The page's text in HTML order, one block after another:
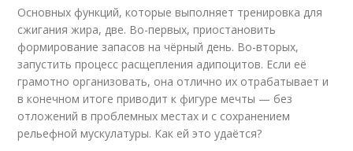
Основных функций, которые выполняет тренировка для
сжигания жира, две. Во-первых, приостановить
формирование запасов на чёрный день. Во-вторых,
запустить процесс расщепления адипоцитов. Если её
грамотно организовать, она отлично их отрабатывает и
в конечном итоге приводит к фигуре мечты — без
отложений в проблемных местах и с сохранением
рельефной мускулатуры. Как ей это удаётся?